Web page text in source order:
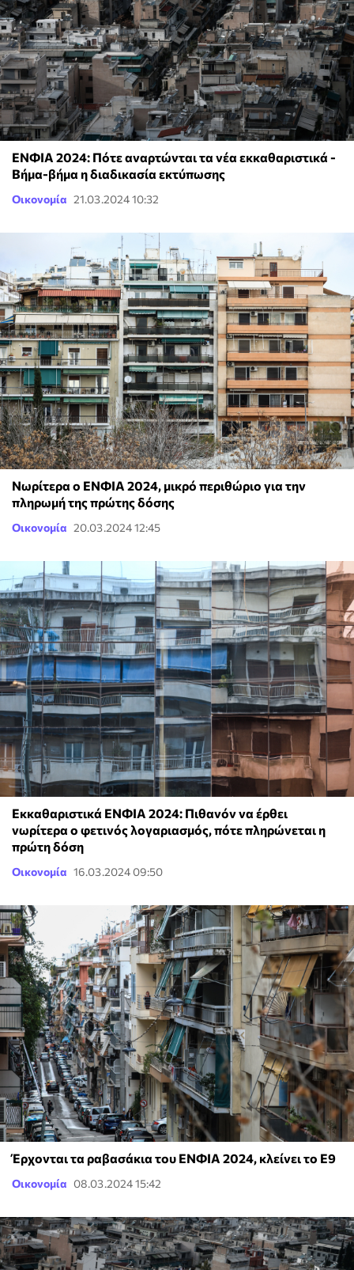
ΕΝΦΙΑ 2024: Πότε αναρτώνται τα νέα εκκαθαριστικά -
Βήμα-βήμα η διαδικασία εκτύπωσης
Οικονομία 21.03.2024 10:32
Νωρίτερα ο ΕΝΦΙΑ 2024, μικρό περιθώριο για την
πληρωμή της πρώτης δόσης
Οικονομία 20.03.2024 12:45
Εκκαθαριστικά ΕΝΦΙΑ 2024: Πιθανόν να έρθει
νωρίτερα ο φετινός λογαριασμός, πότε πληρώνεται η
πρώτη δόση
Οικονομία 16.03.2024 09:50
Έρχονται τα ραβασάκια του ΕΝΦΙΑ 2024, κλείνει το Ε9
Οικονομία 08.03.2024 15:42